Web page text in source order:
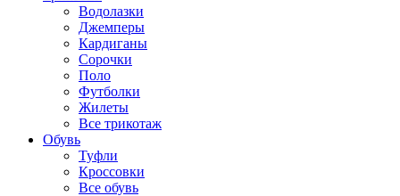
Водолазки
Джемперы
Кардиганы
Сорочки
Поло
Футболки
Жилеты
Все трикотаж
Обувь
Туфли
Кроссовки
Все обувь